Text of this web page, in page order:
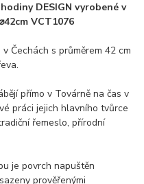
DESIGN vyrobené v
VCT1076
Čechách s průměrem 42 cm
přímo v Továrně na čas v
práci jejich hlavního tvůrce
řemeslo, přírodní
je povrch napuštěn
prověřenými